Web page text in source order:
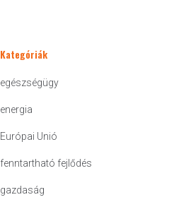
Kategóriák
egészségügy
energia
Európai Unió
fenntartható fejlődés
gazdaság